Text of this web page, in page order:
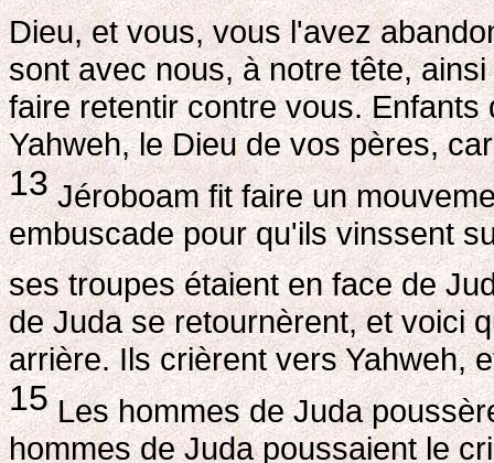
Dieu, et vous, vous l'avez
sont avec nous, à notre tête,
faire retentir contre vous.
Yahweh, le Dieu de vos pères,
13Jéroboam fit faire un
embuscade pour qu'ils vinssent
ses troupes étaient en face de
de Juda se retournèrent, et voici
arrière. Ils crièrent vers Yahweh,
15Les hommes de Juda
hommes de Juda poussaient le